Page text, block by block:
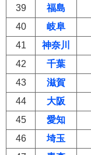
39
福島
40
岐阜
41
神奈川
42
千葉
43
滋賀
44
大阪
45
愛知
46
埼玉